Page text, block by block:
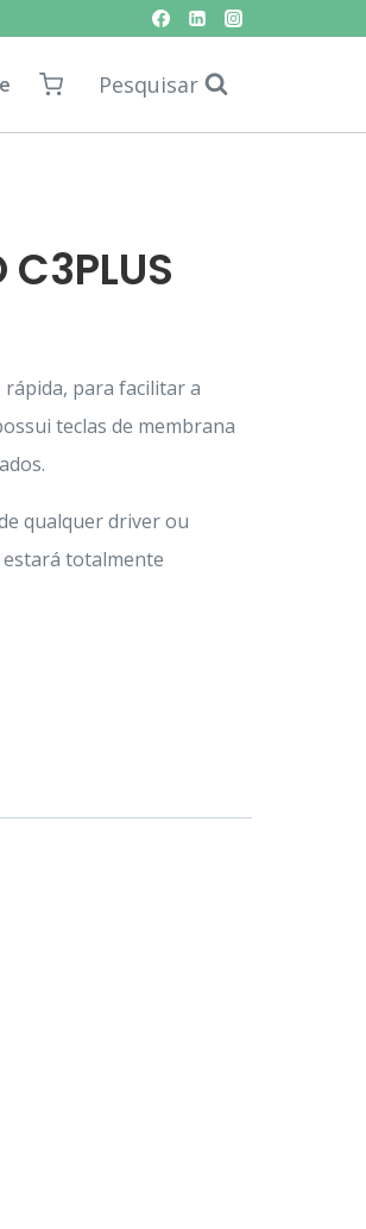
Pesquisar
C3PLUS
rápida, para facilitar a
teclas de membrana
qualquer driver ou
estará totalmente